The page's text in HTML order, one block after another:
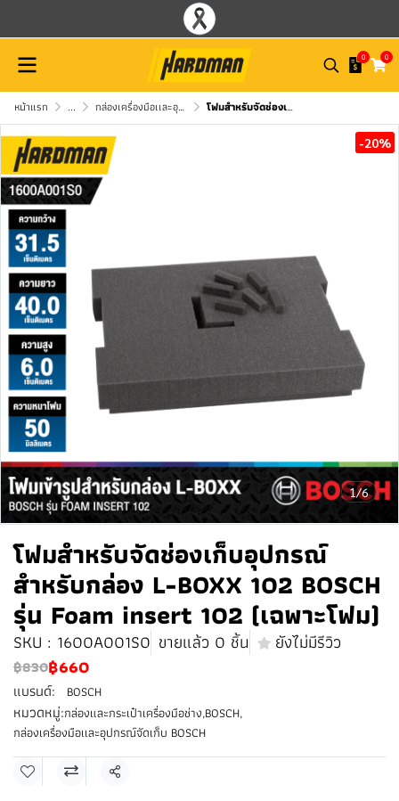
0 0
หน้าแรก ... กล่องเครื่องมือเเละอุปกรณ์จัดเก็บ BOSCH โฟมสำหรับจัดช่องเก็บอุปกรณ์ สำหรับกล่อง L-BOXX 102 BOSCH รุ่น Foam insert 102 (เฉพาะโฟม)
1/6
-20%
โฟมสำหรับจัดช่องเก็บอุปกรณ์
สำหรับกล่อง L-BOXX 102 BOSCH
รุ่น Foam insert 102 (เฉพาะโฟม)
SKU : 1600A001S0 ขายแล้ว 0 ชิ้น ยังไม่มีรีวิว
฿830฿660
แบรนด์: BOSCH
หมวดหมู่:กล่องและกระเป๋าเครื่องมือช่าง,BOSCH,
กล่องเครื่องมือเเละอุปกรณ์จัดเก็บ BOSCH
แชร์